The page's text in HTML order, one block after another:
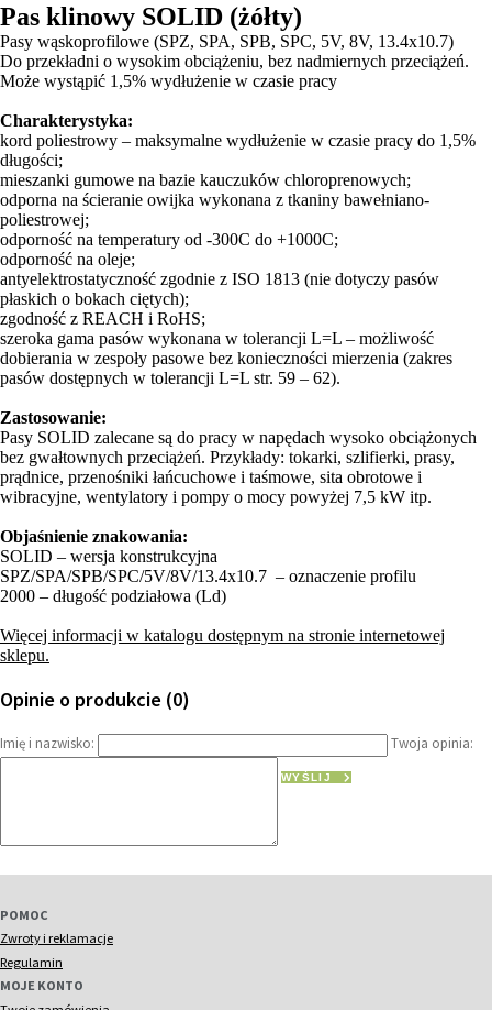
Pas klinowy SOLID (żółty)
Pasy wąskoprofilowe (SPZ, SPA, SPB, SPC, 5V, 8V, 13.4x10.7)
Do przekładni o wysokim obciążeniu, bez nadmiernych przeciążeń.
Może wystąpić 1,5% wydłużenie w czasie pracy
Charakterystyka:
kord poliestrowy – maksymalne wydłużenie w czasie pracy do 1,5%
długości;
mieszanki gumowe na bazie kauczuków chloroprenowych;
odporna na ścieranie owijka wykonana z tkaniny bawełniano-
poliestrowej;
odporność na temperatury od -300C do +1000C;
odporność na oleje;
antyelektrostatyczność zgodnie z ISO 1813 (nie dotyczy pasów
płaskich o bokach ciętych);
zgodność z REACH i RoHS;
szeroka gama pasów wykonana w tolerancji L=L – możliwość
dobierania w zespoły pasowe bez konieczności mierzenia (zakres
pasów dostępnych w tolerancji L=L str. 59 – 62).
Zastosowanie:
Pasy SOLID zalecane są do pracy w napędach wysoko obciążonych
bez gwałtownych przeciążeń. Przykłady: tokarki, szlifierki, prasy,
prądnice, przenośniki łańcuchowe i taśmowe, sita obrotowe i
wibracyjne, wentylatory i pompy o mocy powyżej 7,5 kW itp.
Objaśnienie znakowania:
SOLID – wersja konstrukcyjna
SPZ/SPA/SPB/SPC/5V/8V/13.4x10.7 – oznaczenie profilu
2000 – długość podziałowa (Ld)
Więcej informacji w katalogu dostępnym na stronie internetowej
sklepu.
Opinie o produkcie (0)
Imię i nazwisko: Twoja opinia:
WYŚLIJ
POMOC
Zwroty i reklamacje
Regulamin
MOJE KONTO